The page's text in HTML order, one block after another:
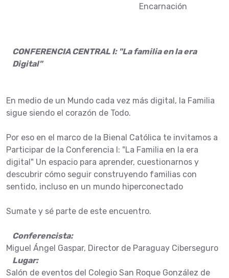
Encarnación
CONFERENCIA CENTRAL I: "La familia en la era
Digital"
En medio de un Mundo cada vez más digital, la Familia
sigue siendo el corazón de Todo.
Por eso en el marco de la Bienal Católica te invitamos a
Participar de la Conferencia I: "La Familia en la era
digital" Un espacio para aprender, cuestionarnos y
descubrir cómo seguir construyendo familias con
sentido, incluso en un mundo hiperconectado
Sumate y sé parte de este encuentro.
Conferencista:
Miguel Ángel Gaspar, Director de Paraguay Ciberseguro
Lugar:
Salón de eventos del Colegio San Roque González de